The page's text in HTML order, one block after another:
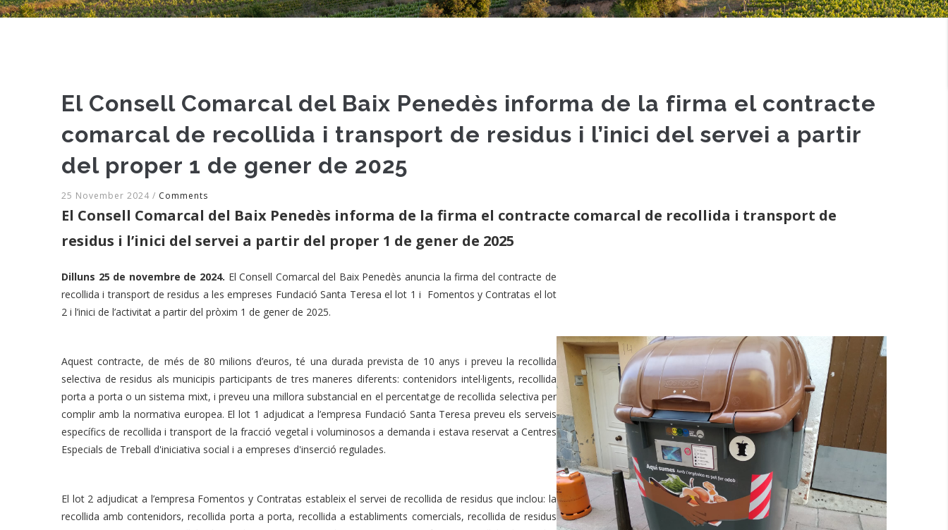
El Consell Comarcal del Baix Penedès informa de la firma el contracte
comarcal de recollida i transport de residus i l’inici del servei a partir
del proper 1 de gener de 2025
25 November 2024 / Comments
El Consell Comarcal del Baix Penedès informa de la firma el contracte comarcal de recollida i transport de
residus i l’inici del servei a partir del proper 1 de gener de 2025
Dilluns 25 de novembre de 2024. El Consell Comarcal del Baix Penedès anuncia la firma del contracte de
recollida i transport de residus a les empreses Fundació Santa Teresa el lot 1 i Fomentos y Contratas el lot
2 i l’inici de l’activitat a partir del pròxim 1 de gener de 2025.
Aquest contracte, de més de 80 milions d’euros, té una durada prevista de 10 anys i preveu la recollida
selectiva de residus als municipis participants de tres maneres diferents: contenidors intel·ligents, recollida
porta a porta o un sistema mixt, i preveu una millora substancial en el percentatge de recollida selectiva per
complir amb la normativa europea. El lot 1 adjudicat a l’empresa Fundació Santa Teresa preveu els serveis
específics de recollida i transport de la fracció vegetal i voluminosos a demanda i estava reservat a Centres
Especials de Treball d'iniciativa social i a empreses d'inserció regulades.
El lot 2 adjudicat a l’empresa Fomentos y Contratas estableix el servei de recollida de residus que inclou: la
recollida amb contenidors, recollida porta a porta, recollida a establiments comercials, recollida de residus